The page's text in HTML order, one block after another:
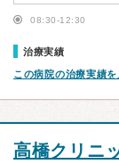
08:30-12:30
治療実績
この病院の治療実績を
高橋クリニ